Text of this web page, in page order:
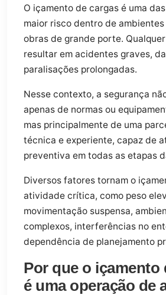
O içamento de cargas é uma
maior risco dentro de
obras de grande porte.
resultar em acidentes graves,
paralisações prolongadas.
Nesse contexto, a segurança
apenas de normas ou
mas principalmente de uma
técnica e experiente, capaz de
preventiva em todas as etapas
Diversos fatores tornam o
atividade crítica, como peso
movimentação suspensa,
complexos, interferências no
dependência de planejamento
Por que o içamento
é uma operação de